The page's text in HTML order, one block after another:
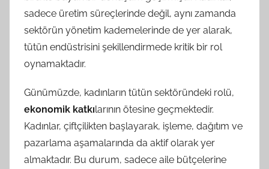
sadece üretim süreçlerinde değil, aynı zamanda
sektörün yönetim kademelerinde de yer alarak,
tütün endüstrisini şekillendirmede kritik bir rol
oynamaktadır.
Günümüzde, kadınların tütün sektöründeki rolü,
ekonomik katkılarının ötesine geçmektedir.
Kadınlar, çiftçilikten başlayarak, işleme, dağıtım ve
pazarlama aşamalarında da aktif olarak yer
almaktadır. Bu durum, sadece aile bütçelerine